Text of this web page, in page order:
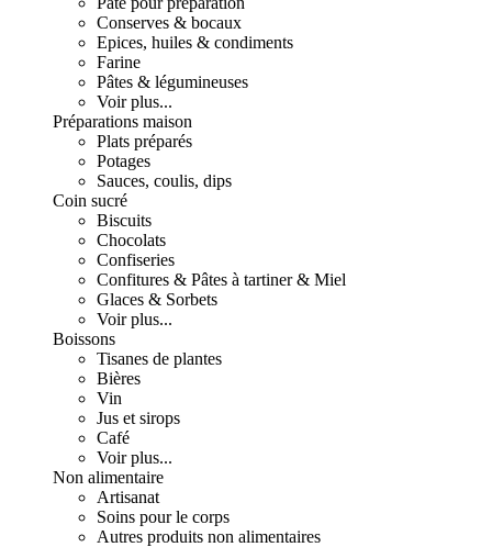
Conserves & bocaux
Epices, huiles & condiments
Farine
Pâtes & légumineuses
Voir plus...
Préparations maison
Plats préparés
Potages
Sauces, coulis, dips
Coin sucré
Biscuits
Chocolats
Confiseries
Confitures & Pâtes à tartiner & Miel
Glaces & Sorbets
Voir plus...
Boissons
Tisanes de plantes
Bières
Vin
Jus et sirops
Café
Voir plus...
Non alimentaire
Artisanat
Soins pour le corps
Autres produits non alimentaires